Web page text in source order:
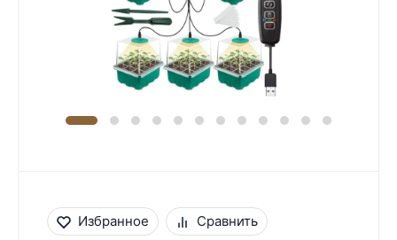
Избранное Сравнить